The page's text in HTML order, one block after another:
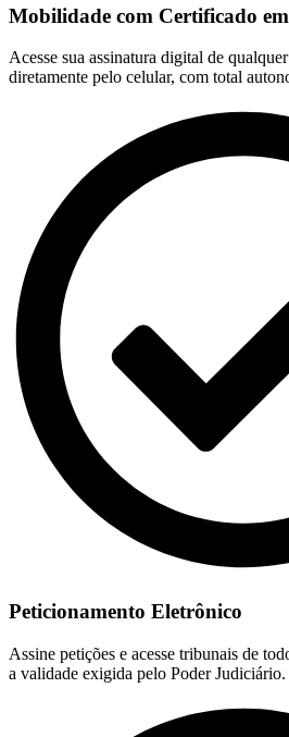
Mobilidade com Certificado
Acesse sua assinatura digital de
diretamente pelo celular, com total
Peticionamento Eletrônico
Assine petições e acesse tribunais de
a validade exigida pelo Poder Judiciário.